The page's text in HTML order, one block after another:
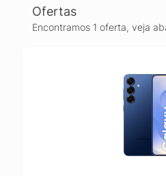
Ofertas
Encontramos 1 oferta, veja